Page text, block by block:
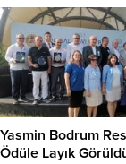
Yasmin Bodrum
Ödüle Layık